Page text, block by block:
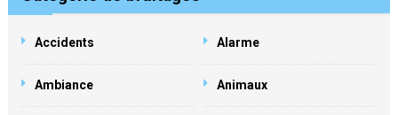
Accidents Alarme
Ambiance Animaux